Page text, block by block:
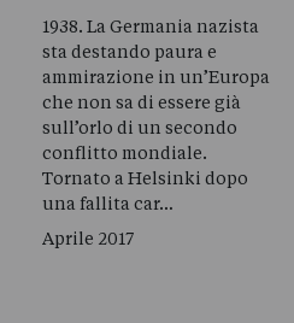
1938. La Germania nazista
sta destando paura e
ammirazione in un’Europa
che non sa di essere già
sull’orlo di un secondo
conflitto mondiale.
Tornato a Helsinki dopo
una fallita car…
Aprile 2017